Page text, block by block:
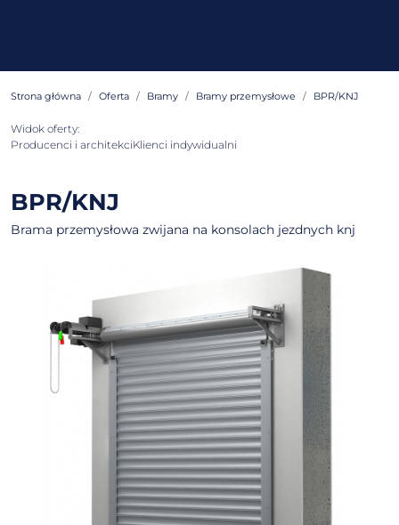
Strona główna Oferta Bramy Bramy przemysłowe BPR/KNJ
Widok oferty:
Producenci i architekciKlienci indywidualni
BPR/KNJ
Brama przemysłowa zwijana na konsolach jezdnych knj